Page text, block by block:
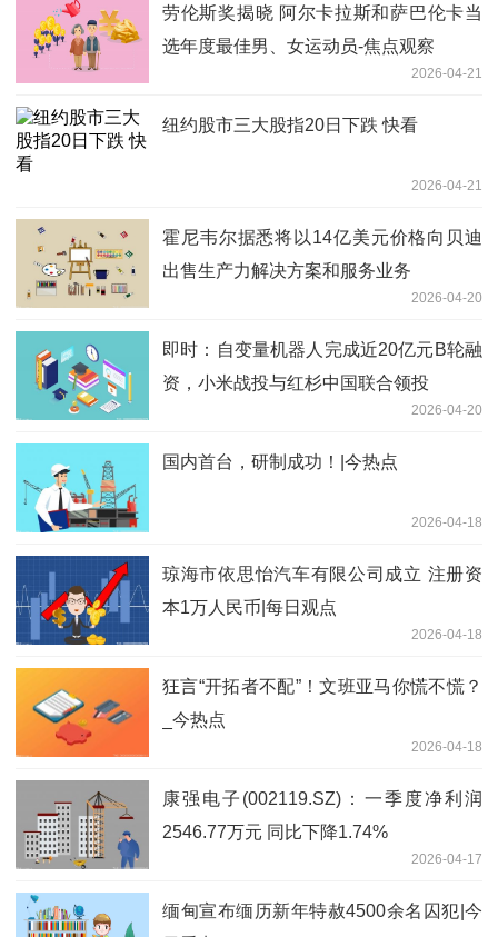
劳伦斯奖揭晓 阿尔卡拉斯和萨巴伦卡当
选年度最佳男、女运动员-焦点观察
2026-04-21
纽约股市三大股指20日下跌 快看
2026-04-21
霍尼韦尔据悉将以14亿美元价格向贝迪
出售生产力解决方案和服务业务
2026-04-20
即时：自变量机器人完成近20亿元B轮融
资，小米战投与红杉中国联合领投
2026-04-20
国内首台，研制成功！|今热点
2026-04-18
琼海市依思怡汽车有限公司成立 注册资
本1万人民币|每日观点
2026-04-18
狂言“开拓者不配”！文班亚马你慌不慌？
_今热点
2026-04-18
康强电子(002119.SZ)：一季度净利润
2546.77万元 同比下降1.74%
2026-04-17
缅甸宣布缅历新年特赦4500余名囚犯|今